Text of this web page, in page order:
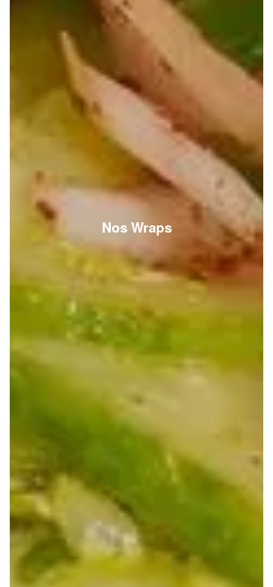
Nos Wraps